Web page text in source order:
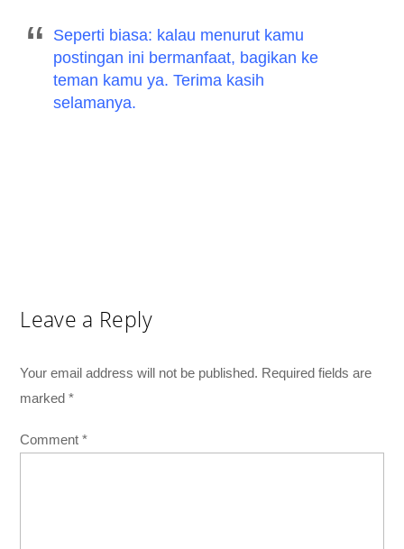
Seperti biasa: kalau menurut kamu
postingan ini bermanfaat, bagikan ke
teman kamu ya. Terima kasih
selamanya.
Leave a Reply
Your email address will not be published. Required fields are
marked*
Comment*